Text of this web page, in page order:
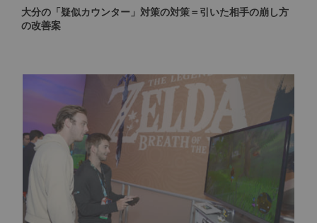
大分の「疑似カウンター」対策の対策＝引いた相手の崩し方
の改善案